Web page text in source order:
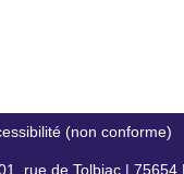
(non conforme)
rue de Tolbiac | 75654